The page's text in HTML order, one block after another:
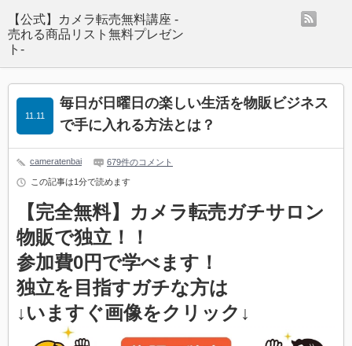
【公式】カメラ転売無料講座 -
売れる商品リスト無料プレゼン
ト-
毎日が日曜日の楽しい生活を物販ビジネス
で手に入れる方法とは？
11.11
cameratenbai 679件のコメント
この記事は1分で読めます
【完全無料】カメラ転売ガチサロン
物販で独立！！
参加費0円で学べます！
独立を目指すガチな方は
↓いますぐ画像をクリック↓